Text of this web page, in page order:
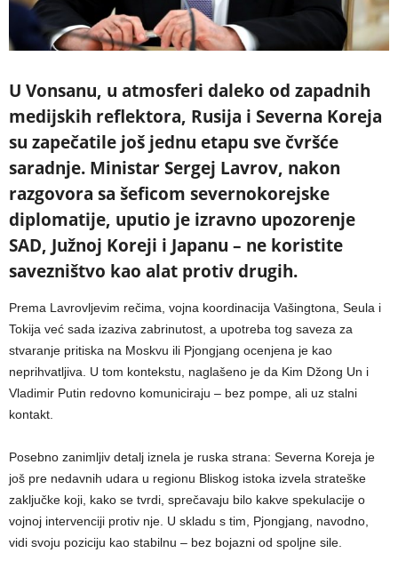
U Vonsanu, u atmosferi daleko od zapadnih
medijskih reflektora, Rusija i Severna Koreja
su zapečatile još jednu etapu sve čvršće
saradnje. Ministar Sergej Lavrov, nakon
razgovora sa šeficom severnokorejske
diplomatije, uputio je izravno upozorenje
SAD, Južnoj Koreji i Japanu – ne koristite
savezništvo kao alat protiv drugih.
Prema Lavrovljevim rečima, vojna koordinacija Vašingtona, Seula i
Tokija već sada izaziva zabrinutost, a upotreba tog saveza za
stvaranje pritiska na Moskvu ili Pjongjang ocenjena je kao
neprihvatljiva. U tom kontekstu, naglašeno je da Kim Džong Un i
Vladimir Putin redovno komuniciraju – bez pompe, ali uz stalni
kontakt.
Posebno zanimljiv detalj iznela je ruska strana: Severna Koreja je
još pre nedavnih udara u regionu Bliskog istoka izvela strateške
zaključke koji, kako se tvrdi, sprečavaju bilo kakve spekulacije o
vojnoj intervenciji protiv nje. U skladu s tim, Pjongjang, navodno,
vidi svoju poziciju kao stabilnu – bez bojazni od spoljne sile.